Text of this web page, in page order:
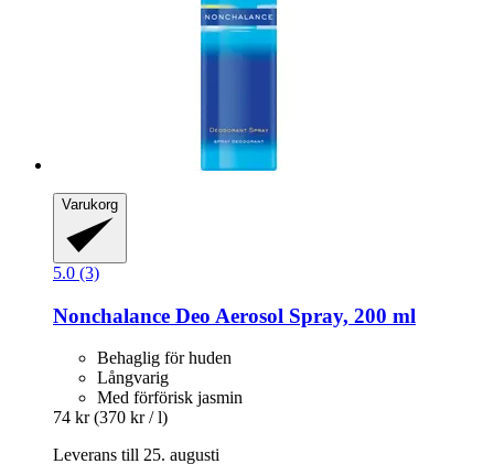
Varukorg
5.0 (3)
Nonchalance Deo Aerosol Spray, 200 ml
Behaglig för huden
Långvarig
Med förförisk jasmin
74 kr (370 kr / l)
Leverans till 25. augusti